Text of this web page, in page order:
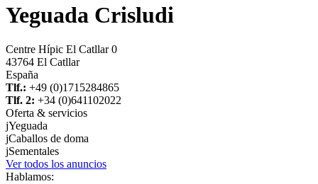
Yeguada Crisludi
Centre Hípic El Catllar 0
43764 El Catllar
España
Tlf.: +49 (0)1715284865
Tlf. 2: +34 (0)641102022
Oferta & servicios
jYeguada
jCaballos de doma
jSementales
Ver todos los anuncios
Hablamos: